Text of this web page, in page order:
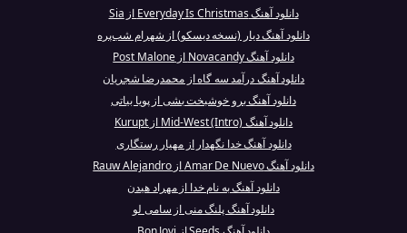
دانلود آهنگ Everyday Is Christmas از Sia
دانلود آهنگ دیار (نسخه دیسکو) از شهرام شب‌پره
دانلود آهنگ Novacandy از Post Malone
دانلود آهنگ درآمد سه‌ گاه از محمدرضا شجریان
دانلود آهنگ برو خوشبخت بشی از پویا بیاتی
دانلود آهنگ Mid-West (Intro) از Kurupt
دانلود آهنگ خدا نگهدار از مهیار رستگاری
دانلود آهنگ Amar De Nuevo از Rauw Alejandro
دانلود آهنگ به نام خدا از مهراد هیدن
دانلود آهنگ پلنگ منی از سامی لو